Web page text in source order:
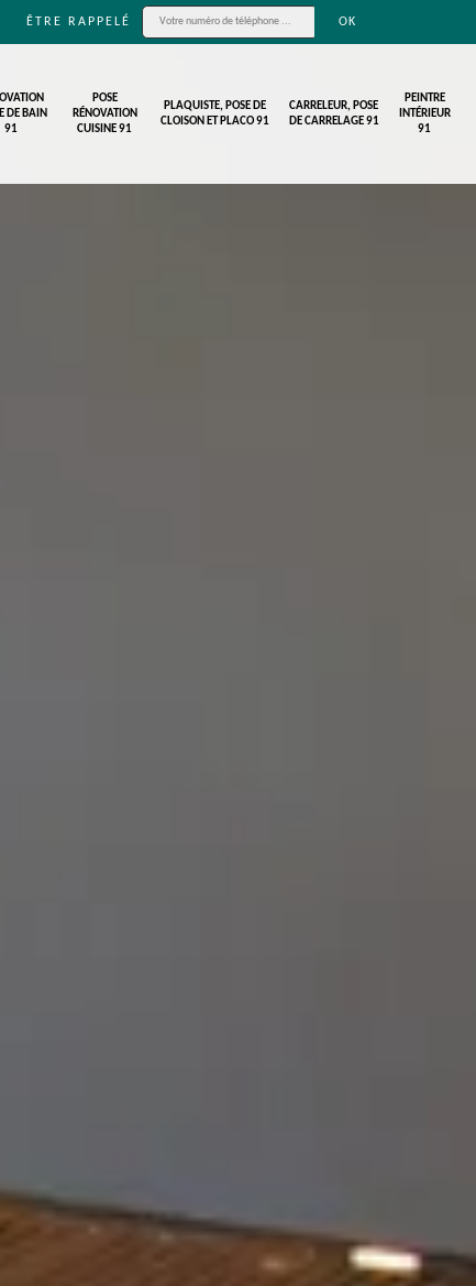
ÊTRE RAPPELÉ
DE BAIN
91
POSE
RÉNOVATION
CUISINE 91
PLAQUISTE, POSE DE
CLOISON ET PLACO 91
CARRELEUR, POSE
DE CARRELAGE 91
PEINTRE
INTÉRIEUR
91